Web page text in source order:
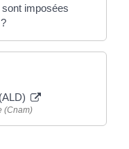
imposées
(Cnam)